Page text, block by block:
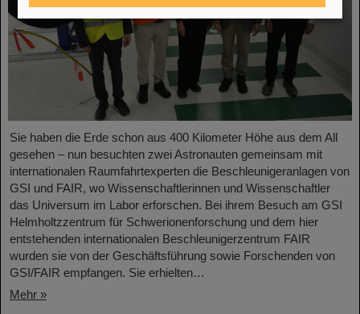
Sie haben die Erde schon aus 400 Kilometer Höhe aus dem All
gesehen – nun besuchten zwei Astronauten gemeinsam mit
internationalen Raumfahrtexperten die Beschleunigeranlagen von
GSI und FAIR, wo Wissenschaftlerinnen und Wissenschaftler
das Universum im Labor erforschen. Bei ihrem Besuch am GSI
Helmholtzzentrum für Schwerionenforschung und dem hier
entstehenden internationalen Beschleunigerzentrum FAIR
wurden sie von der Geschäftsführung sowie Forschenden von
GSI/FAIR empfangen. Sie erhielten…
Mehr »